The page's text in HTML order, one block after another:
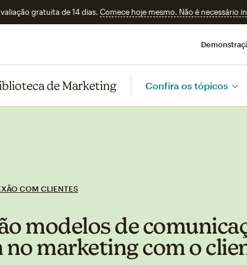
gratuita de 14 dias. Comece hoje mesmo. Não é necessário
de Marketing Confira os tópicos
COM CLIENTES
modelos de
marketing com o